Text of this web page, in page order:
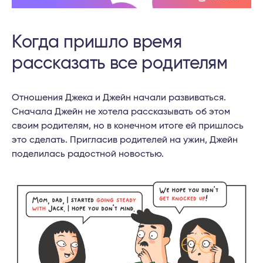
Когда пришло время
рассказать все родителям
Отношения Джека и Джейн начали развиваться.
Сначала Джейн не хотела рассказывать об этом
своим родителям, но в конечном итоге ей пришлось
это сделать. Пригласив родителей на ужин, Джейн
поделилась радостной новостью.